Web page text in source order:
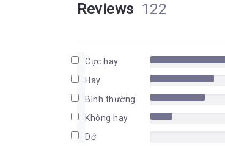
Reviews 122
Cực hay
Hay
Bình thường
Không hay
Dở